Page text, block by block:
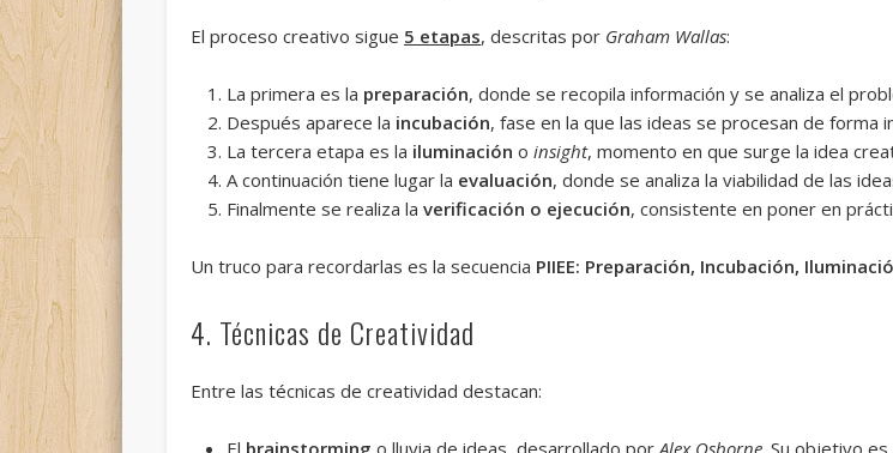
El proceso creativo sigue 5 etapas, descritas por Graham Wallas:
La primera es la preparación, donde se recopila información y se analiza el
Después aparece la incubación, fase en la que las ideas se procesan de forma
La tercera etapa es la iluminación o insight, momento en que surge la idea
A continuación tiene lugar la evaluación, donde se analiza la viabilidad de las
Finalmente se realiza la verificación o ejecución, consistente en poner en
Un truco para recordarlas es la secuencia PIIEE: Preparación, Incubación,
4. Técnicas de Creatividad
Entre las técnicas de creatividad destacan:
El brainstorming o lluvia de ideas, desarrollado por Alex Osborne. Su objetivo